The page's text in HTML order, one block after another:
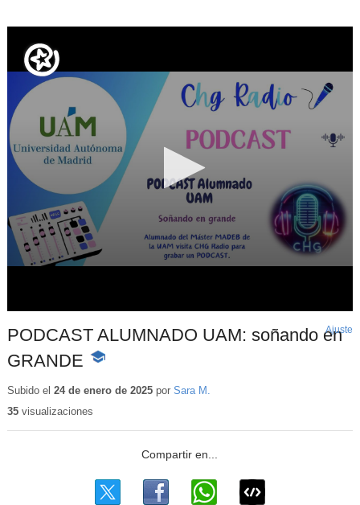
PODCAST ALUMNADO UAM: soñando en
GRANDE
-
educativo
Ajuste
Subido el 24 de enero de 2025por Sara M.
35visualizaciones